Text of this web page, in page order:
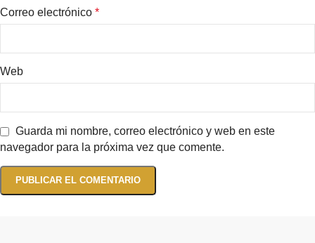
Correo electrónico *
Web
Guarda mi nombre, correo electrónico y web en este
navegador para la próxima vez que comente.